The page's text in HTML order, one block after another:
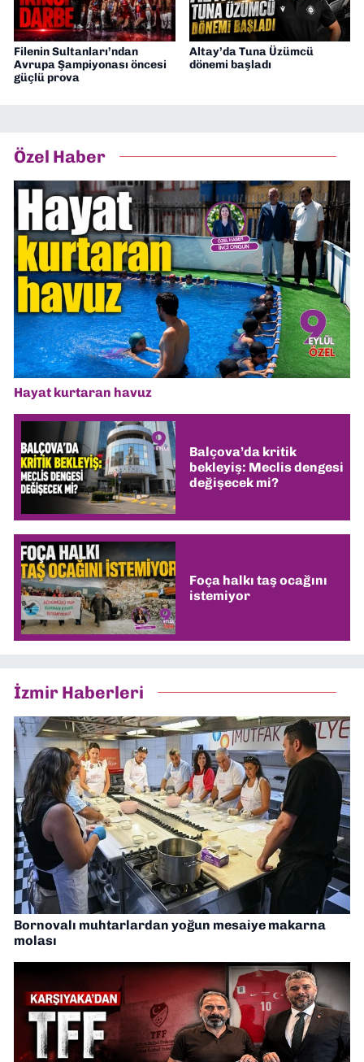
Filenin Sultanları’ndan
Avrupa Şampiyonası öncesi
güçlü prova
Altay’da Tuna Üzümcü
dönemi başladı
Özel Haber
Hayat kurtaran havuz
Balçova’da kritik
bekleyiş: Meclis dengesi
değişecek mi?
Foça halkı taş ocağını
istemiyor
İzmir Haberleri
Bornovalı muhtarlardan yoğun mesaiye makarna
molası